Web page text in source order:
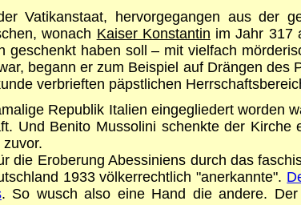
Vatikanstaat, hervorgegangen aus der
wonach Kaiser Konstantin im Jahr 317
haben soll – mit vielfach
begann er zum Beispiel auf Drängen
verbrieften päpstlichen
Republik Italien eingegliedert worden
Und Benito Mussolini schenkte der Kirche
die Eroberung Abessiniens durch das
1933 völkerrechtlich "anerkannte".
. So wusch also eine Hand die andere.